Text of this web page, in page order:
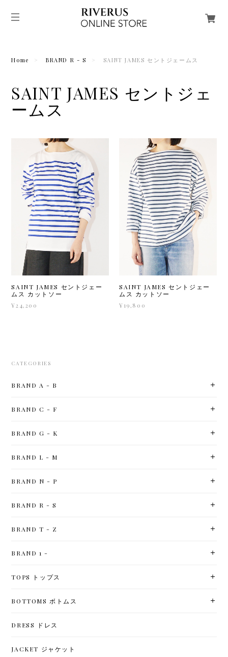
Home BRAND R - S SAINT JAMES セントジェームス
SAINT JAMES セントジェ
ームス
SAINT JAMES セントジェー
ムス カットソー
¥24,200
SAINT JAMES セントジェー
ムス カットソー
¥19,800
CATEGORIES
BRAND A - B
BRAND C - F
BRAND G - K
BRAND L - M
BRAND N - P
BRAND R - S
BRAND T - Z
BRAND 1 -
TOPS トップス
BOTTOMS ボトムス
DRESS ドレス
JACKET ジャケット